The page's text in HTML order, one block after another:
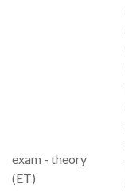
exam - theory
(ET)